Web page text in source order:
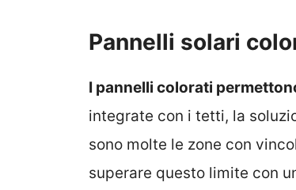
Pannelli solari
I pannelli colorati
integrate con i tetti, la
sono molte le zone con
superare questo limite con